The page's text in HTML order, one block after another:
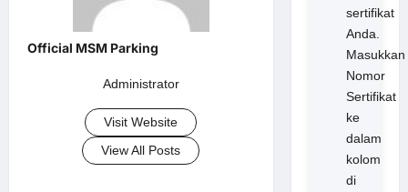
Administrator
Visit Website
View All Posts
sertifikat
Anda.
Masukkan
Nomor
Sertifikat
ke
dalam
kolom
di